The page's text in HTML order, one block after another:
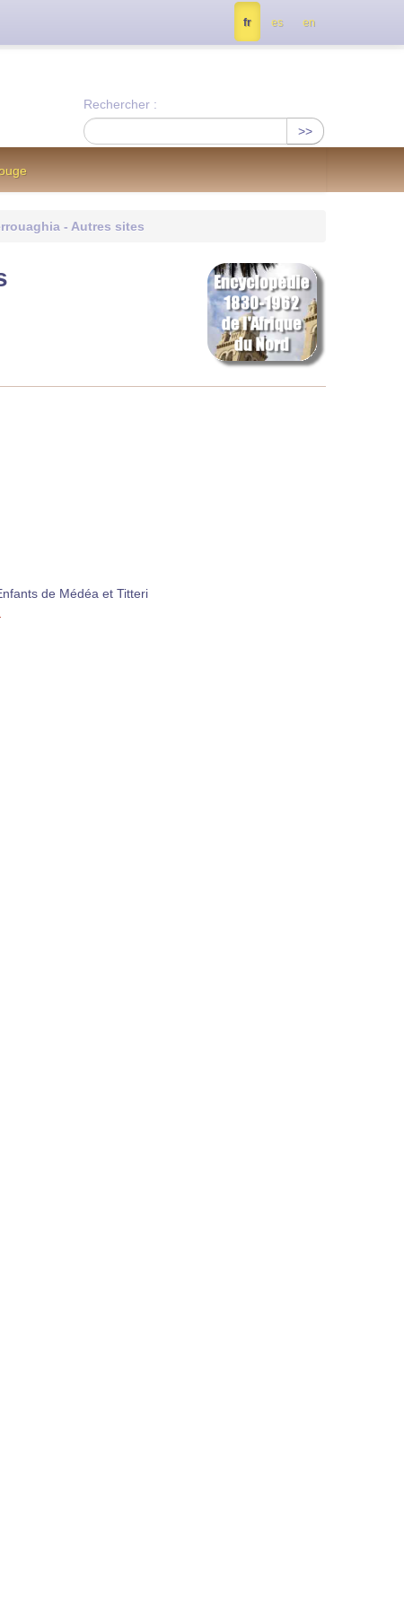
Rechercher :
>>
- Autres sites
de Médéa et Titteri
fr es en
contactez nous à info@notrejournal.info !